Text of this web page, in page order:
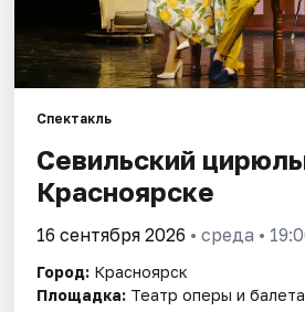
Города
Артисты
Рейтинги
Спектакль
Севильский
Красноярске
16 сентября 2026 • среда •
Город: Красноярск
Площадка: Театр оперы и балета